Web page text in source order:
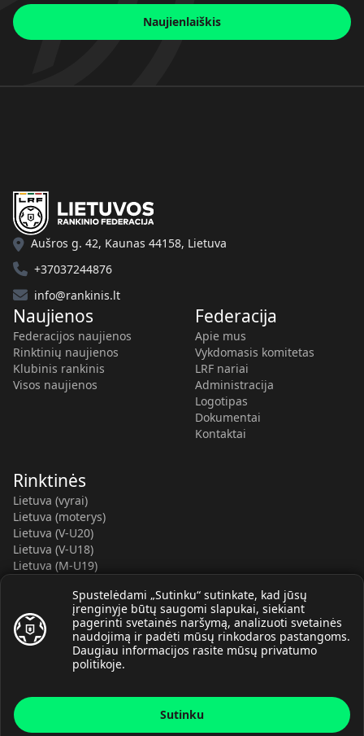
Naujienlaiškis
Spustelėdami „Sutinku“ sutinkate, kad jūsų
įrenginyje būtų saugomi slapukai, siekiant
pagerinti svetainės naršymą, analizuoti svetainės
naudojimą ir padėti mūsų rinkodaros pastangoms.
Daugiau informacijos rasite mūsų privatumo
politikoje.
Sutinku
Aušros g. 42, Kaunas 44158, Lietuva
+37037244876
info@rankinis.lt
Naujienos
Federacijos naujienos
Rinktinių naujienos
Klubinis rankinis
Visos naujienos
Federacija
Apie mus
Vykdomasis komitetas
LRF nariai
Administracija
Logotipas
Dokumentai
Kontaktai
Rinktinės
Lietuva (vyrai)
Lietuva (moterys)
Lietuva (V-U20)
Lietuva (V-U18)
Lietuva (M-U19)
Lietuva (M-U16)